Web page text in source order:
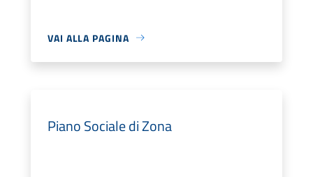
VAI ALLA PAGINA
Piano Sociale di Zona